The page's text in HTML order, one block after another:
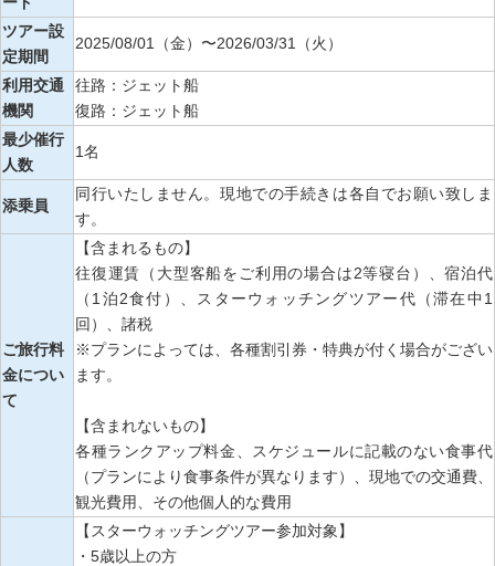
ツアー設
定期間
2025/08/01（金）〜2026/03/31（火）
利用交通
機関
往路：ジェット船
復路：ジェット船
最少催行
人数
1名
添乗員
同行いたしません。現地での手続きは各自でお願い致しま
す。
ご旅行料
金につい
て
【含まれるもの】
往復運賃（大型客船をご利用の場合は2等寝台）、宿泊代
（1泊2食付）、スターウォッチングツアー代（滞在中1
回）、諸税
※プランによっては、各種割引券・特典が付く場合がござい
ます。
【含まれないもの】
各種ランクアップ料金、スケジュールに記載のない食事代
（プランにより食事条件が異なります）、現地での交通費、
観光費用、その他個人的な費用
【スターウォッチングツアー参加対象】
・5歳以上の方